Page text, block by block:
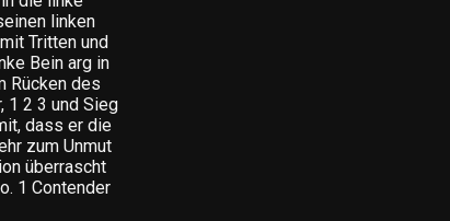
linken
Tritten und
Bein arg in
Rücken des
1 2 3 und Sieg
dass er die
zum Unmut
überrascht
1 Contender